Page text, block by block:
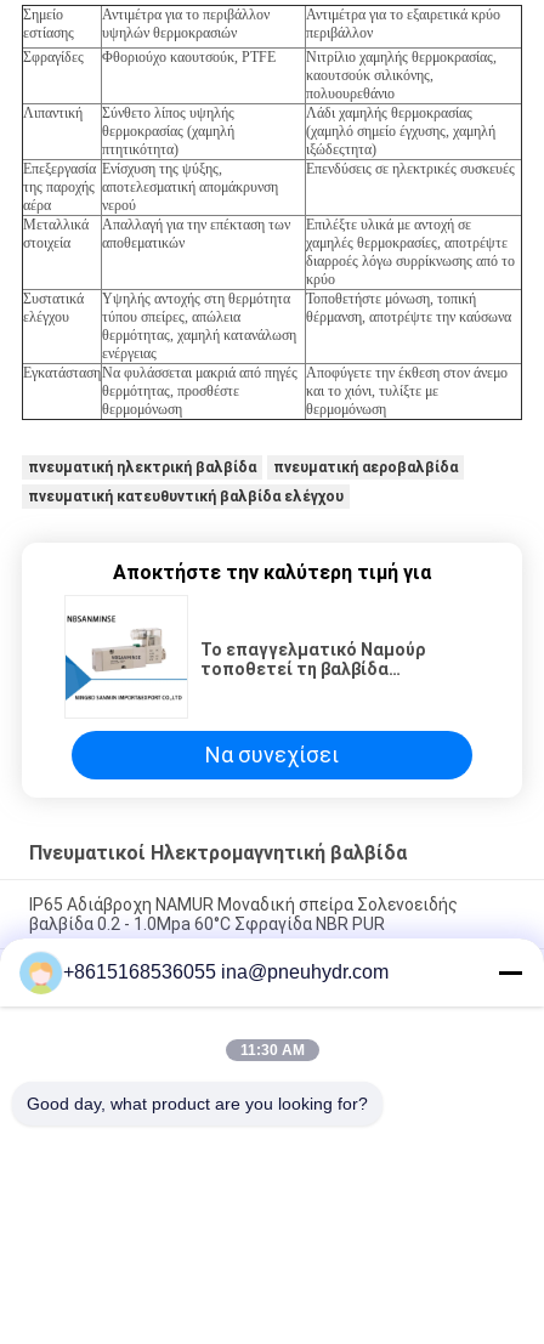
Σημείο
εστίασης
Αντιμέτρα για το περιβάλλον
υψηλών θερμοκρασιών
Αντιμέτρα για το εξαιρετικά κρύο
περιβάλλον
Σφραγίδες
Φθοριούχο καουτσούκ, PTFE
Νιτρίλιο χαμηλής θερμοκρασίας,
καουτσούκ σιλικόνης,
πολυουρεθάνιο
Λιπαντική
Σύνθετο λίπος υψηλής
θερμοκρασίας (χαμηλή
πτητικότητα)
Λάδι χαμηλής θερμοκρασίας
(χαμηλό σημείο έγχυσης, χαμηλή
ιξώδεςτητα)
Επεξεργασία
της παροχής
αέρα
Ενίσχυση της ψύξης,
αποτελεσματική απομάκρυνση
νερού
Επενδύσεις σε ηλεκτρικές συσκευές
Μεταλλικά
στοιχεία
Απαλλαγή για την επέκταση των
αποθεματικών
Επιλέξτε υλικά με αντοχή σε
χαμηλές θερμοκρασίες, αποτρέψτε
διαρροές λόγω συρρίκνωσης από το
κρύο
Συστατικά
ελέγχου
Υψηλής αντοχής στη θερμότητα
τύπου σπείρες, απώλεια
θερμότητας, χαμηλή κατανάλωση
ενέργειας
Τοποθετήστε μόνωση, τοπική
θέρμανση, αποτρέψτε την καύσωνα
ΕγκατάστασηΝα φυλάσσεται μακριά από πηγές
θερμότητας, προσθέστε
θερμομόνωση
Αποφύγετε την έκθεση στον άνεμο
και το χιόνι, τυλίξτε με
θερμομόνωση
πνευματική ηλεκτρική βαλβίδα
πνευματική αεροβαλβίδα
πνευματική κατευθυντική βαλβίδα ελέγχου
Αποκτήστε την καλύτερη τιμή για
Το επαγγελματικό Ναμούρ
τοποθετεί τη βαλβίδα
Να συνεχίσει
Πνευματικοί Ηλεκτρομαγνητική βαλβίδα
IP65 Αδιάβροχη NAMUR Μοναδική σπείρα Σολενοειδής
βαλβίδα 0.2 - 1.0Mpa 60°C Σφραγίδα NBR PUR
FV-L10 Εν σειρά 5 οδών Πνευματική Βαλβίδα Σολενοειδούς
M7
Μόλυβδος DOOS - δακτυλογραφήστε τη σπείρα βαλβίδων
ΣΥΝΕΧΟΎΣ 29W σφυγμού σπειρών DC24V βαλβίδων
+8615168536055 ina@pneuhydr.com
11:30 AM
Good day, what product are you looking for?